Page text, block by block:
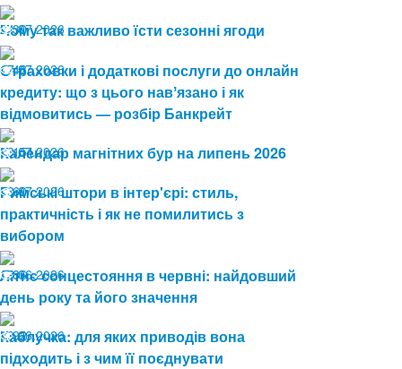
24.07.2026
30
Чому так важливо їсти сезонні ягоди
17.07.2026
48
Страховки і додаткові послуги до онлайн
кредиту: що з цього навʼязано і як
відмовитись — розбір Банкрейт
13.07.2026
151
Календар магнітних бур на липень 2026
08.07.2026
60
Римські штори в інтер'єрі: стиль,
практичність і як не помилитись з
вибором
19.06.2026
86
Літнє сонцестояння в червні: найдовший
день року та його значення
19.06.2026
92
Каблучка: для яких приводів вона
підходить і з чим її поєднувати